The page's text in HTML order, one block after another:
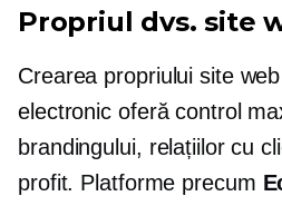
Propriul dvs. site
Crearea propriului site
electronic oferă control
brandingului, relațiilor cu
profit. Platforme precum